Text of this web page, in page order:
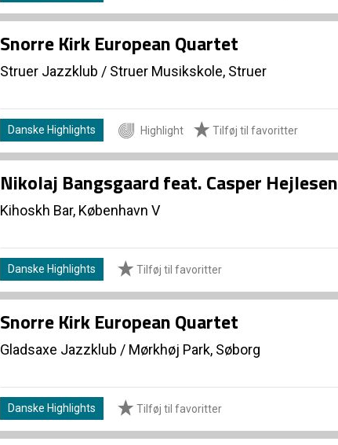
Snorre Kirk European Quartet
Struer Jazzklub / Struer Musikskole, Struer
Danske Highlights Highlight Tilføj til favoritter
Nikolaj Bangsgaard feat. Casper Hejlesen
Kihoskh Bar, København V
Danske Highlights Tilføj til favoritter
Snorre Kirk European Quartet
Gladsaxe Jazzklub / Mørkhøj Park, Søborg
Danske Highlights Tilføj til favoritter